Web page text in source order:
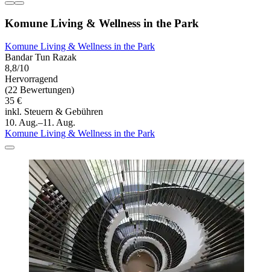
Komune Living & Wellness in the Park
Komune Living & Wellness in the Park
Bandar Tun Razak
8,8/10
Hervorragend
(22 Bewertungen)
35 €
inkl. Steuern & Gebühren
10. Aug.–11. Aug.
Komune Living & Wellness in the Park